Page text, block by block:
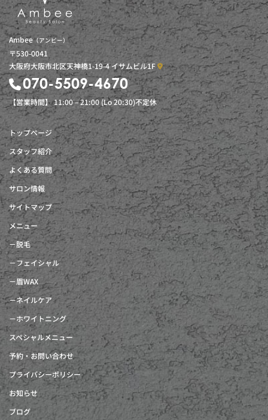
Ambee（アンビー）
〒530-0041
大阪府大阪市北区天神橋1-19-4 イサムビル1F
070-5509-4670
【営業時間】 11:00 – 21:00 (Lo 20:30)不定休
トップページ
スタッフ紹介
よくある質問
サロン情報
サイトマップ
メニュー
－脱毛
－フェイシャル
－眉WAX
－ネイルケア
－ホワイトニング
スペシャルメニュー
予約・お問い合わせ
プライバシーポリシー
お知らせ
ブログ